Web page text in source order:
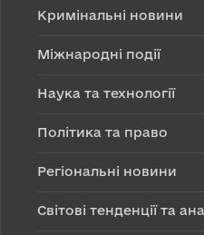
Кримінальні новини
Міжнародні події
Наука та технології
Політика та право
Регіональні новини
Світові тенденції та